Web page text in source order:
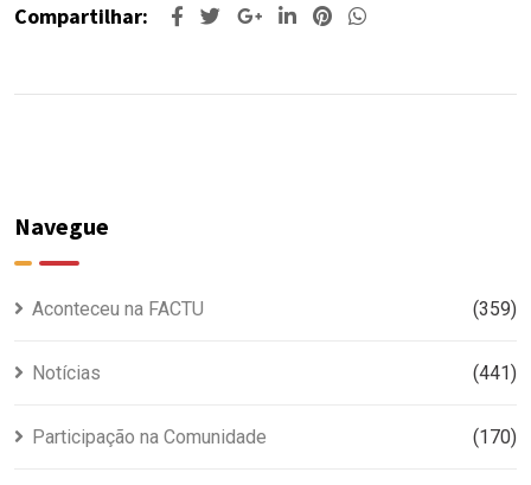
Compartilhar:
Navegue
Aconteceu na FACTU (359)
Notícias (441)
Participação na Comunidade (170)